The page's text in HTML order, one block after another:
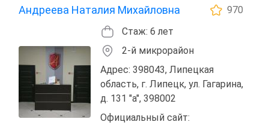
Андреева Наталия Михайловна
970
Стаж: 6 лет
2-й микрорайон
Адрес: 398043, Липецкая
область, г. Липецк, ул. Гагарина,
д. 131 "а", 398002
Официальный сайт: